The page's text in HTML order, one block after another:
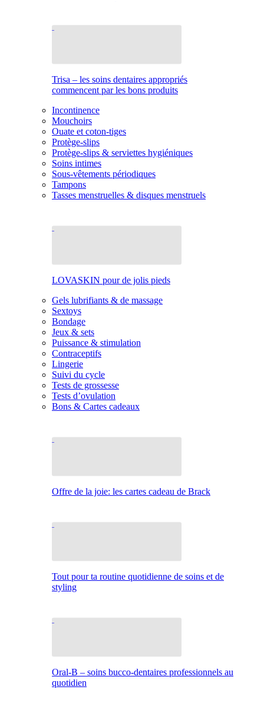
Trisa – les soins dentaires appropriés
commencent par les bons produits
Incontinence
Mouchoirs
Ouate et coton-tiges
Protège-slips
Protège-slips & serviettes hygiéniques
Soins intimes
Sous-vêtements périodiques
Tampons
Tasses menstruelles & disques menstruels
LOVASKIN pour de jolis pieds
Gels lubrifiants & de massage
Sextoys
Bondage
Jeux & sets
Puissance & stimulation
Contraceptifs
Lingerie
Suivi du cycle
Tests de grossesse
Tests d’ovulation
Bons & Cartes cadeaux
Offre de la joie: les cartes cadeau de Brack
Tout pour ta routine quotidienne de soins et de
styling
Oral-B – soins bucco-dentaires professionnels au
quotidien